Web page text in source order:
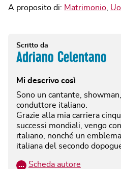
A proposito di: Matrimonio
Scritto da
Adriano Celentano
Mi descrivo così
Sono un cantante,
conduttore italiano.
Grazie alla mia carriera
successi mondiali, vengo
italiano, nonché un
italiana del secondo
… Scheda autore